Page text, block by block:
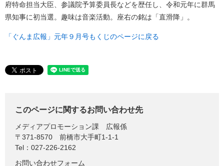
府特命担当大臣、参議院予算委員長などを歴任し、令和元年に群馬
県知事に初当選。趣味は音楽活動。座右の銘は「直滑降」。
「ぐんま広報」元年９月号もくじのページに戻る
このページに関するお問い合わせ先
メディアプロモーション課
広報係
〒371-8570
前橋市大手町1-1-1
Tel：027-226-2162
お問い合わせフォーム